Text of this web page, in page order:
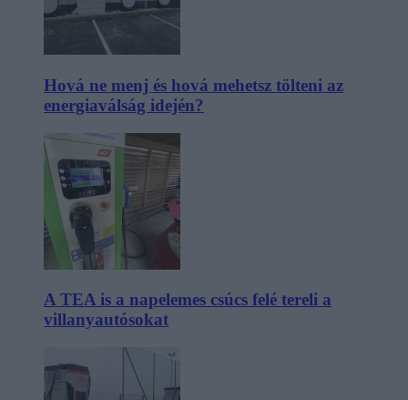
Hová ne menj és hová mehetsz tölteni az
energiaválság idején?
A TEA is a napelemes csúcs felé tereli a
villanyautósokat